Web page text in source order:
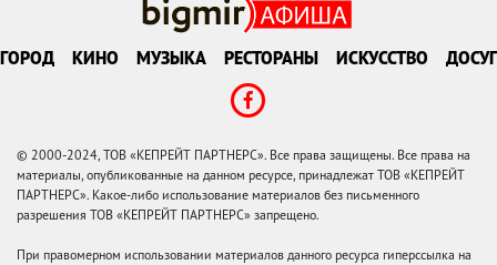
ГОРОД КИНО МУЗЫКА РЕСТОРАНЫ ИСКУССТВО ДОСУГ
© 2000-2024, ТОВ «КЕПРЕЙТ ПАРТНЕРС». Все права защищены. Все права на
материалы, опубликованные на данном ресурсе, принадлежат ТОВ «КЕПРЕЙТ
ПАРТНЕРС». Какое-либо использование материалов без письменного
разрешения ТОВ «КЕПРЕЙТ ПАРТНЕРС» запрещено.
При правомерном использовании материалов данного ресурса гиперссылка на